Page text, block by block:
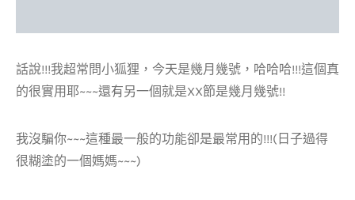
話說!!!我超常問小狐狸，今天是幾月幾號，哈哈哈!!!這個真
的很實用耶~~~還有另一個就是XX節是幾月幾號!!
我沒騙你~~~這種最一般的功能卻是最常用的!!!(日子過得
很糊塗的一個媽媽~~~)